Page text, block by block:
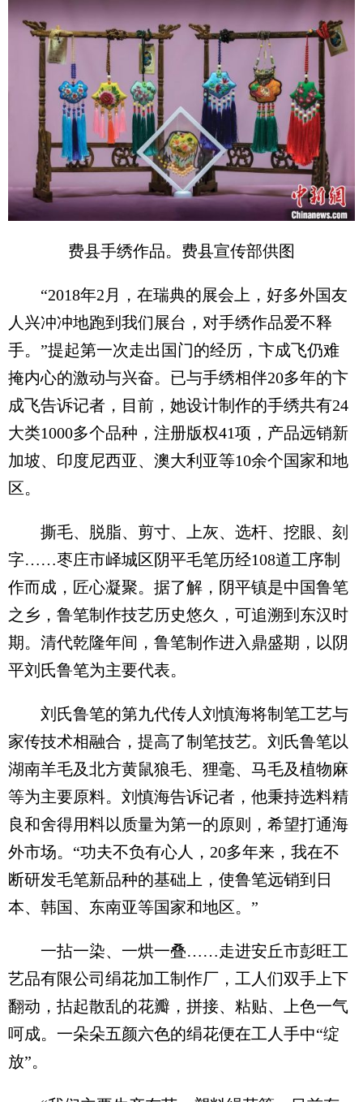
费县手绣作品。费县宣传部供图
“2018年2月，在瑞典的展会上，好多外国友
人兴冲冲地跑到我们展台，对手绣作品爱不释
手。”提起第一次走出国门的经历，卞成飞仍难
掩内心的激动与兴奋。已与手绣相伴20多年的卞
成飞告诉记者，目前，她设计制作的手绣共有24
大类1000多个品种，注册版权41项，产品远销新
加坡、印度尼西亚、澳大利亚等10余个国家和地
区。
撕毛、脱脂、剪寸、上灰、选杆、挖眼、刻
字……枣庄市峄城区阴平毛笔历经108道工序制
作而成，匠心凝聚。据了解，阴平镇是中国鲁笔
之乡，鲁笔制作技艺历史悠久，可追溯到东汉时
期。清代乾隆年间，鲁笔制作进入鼎盛期，以阴
平刘氏鲁笔为主要代表。
刘氏鲁笔的第九代传人刘慎海将制笔工艺与
家传技术相融合，提高了制笔技艺。刘氏鲁笔以
湖南羊毛及北方黄鼠狼毛、狸毫、马毛及植物麻
等为主要原料。刘慎海告诉记者，他秉持选料精
良和舍得用料以质量为第一的原则，希望打通海
外市场。“功夫不负有心人，20多年来，我在不
断研发毛笔新品种的基础上，使鲁笔远销到日
本、韩国、东南亚等国家和地区。”
一拈一染、一烘一叠……走进安丘市彭旺工
艺品有限公司绢花加工制作厂，工人们双手上下
翻动，拈起散乱的花瓣，拼接、粘贴、上色一气
呵成。一朵朵五颜六色的绢花便在工人手中“绽
放”。